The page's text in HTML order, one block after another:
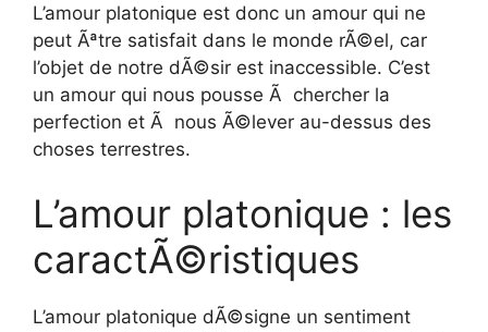
L’amour platonique est donc un amour qui ne
peut Ãªtre satisfait dans le monde rÃ©el, car
l’objet de notre dÃ©sir est inaccessible. C’est
un amour qui nous pousse Ã chercher la
perfection et Ã nous Ã©lever au-dessus des
choses terrestres.
L’amour platonique : les
caractÃ©ristiques
L’amour platonique dÃ©signe un sentiment